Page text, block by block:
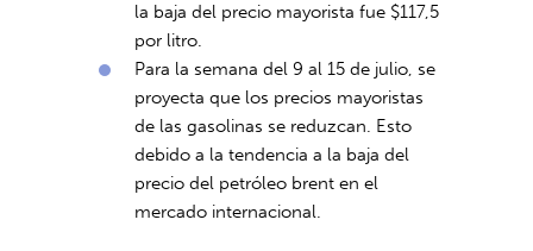
la baja del precio mayorista fue $117,5
por litro.
Para la semana del 9 al 15 de julio, se
proyecta que los precios mayoristas
de las gasolinas se reduzcan. Esto
debido a la tendencia a la baja del
precio del petróleo brent en el
mercado internacional.